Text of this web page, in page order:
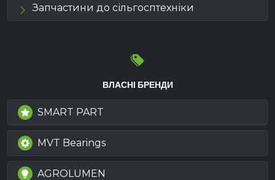
Запчастини до сільгосптехніки
ВЛАСНІ БРЕНДИ
SMART PART
MVT Bearings
AGROLUMEN